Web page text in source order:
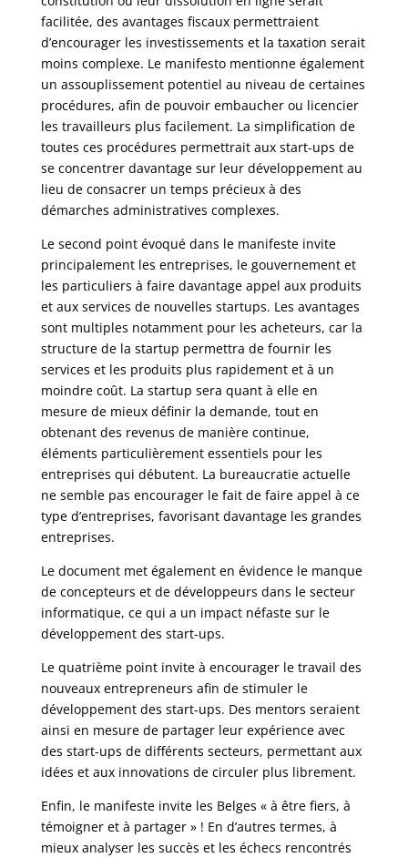
facilitée, des avantages fiscaux permettraient
d’encourager les investissements et la taxation serait
moins complexe. Le manifesto mentionne également
un assouplissement potentiel au niveau de certaines
procédures, afin de pouvoir embaucher ou licencier
les travailleurs plus facilement. La simplification de
toutes ces procédures permettrait aux start-ups de
se concentrer davantage sur leur développement au
lieu de consacrer un temps précieux à des
démarches administratives complexes.
Le second point évoqué dans le manifeste invite
principalement les entreprises, le gouvernement et
les particuliers à faire davantage appel aux produits
et aux services de nouvelles startups. Les avantages
sont multiples notamment pour les acheteurs, car la
structure de la startup permettra de fournir les
services et les produits plus rapidement et à un
moindre coût. La startup sera quant à elle en
mesure de mieux définir la demande, tout en
obtenant des revenus de manière continue,
éléments particulièrement essentiels pour les
entreprises qui débutent. La bureaucratie actuelle
ne semble pas encourager le fait de faire appel à ce
type d’entreprises, favorisant davantage les grandes
entreprises.
Le document met également en évidence le manque
de concepteurs et de développeurs dans le secteur
informatique, ce qui a un impact néfaste sur le
développement des start-ups.
Le quatrième point invite à encourager le travail des
nouveaux entrepreneurs afin de stimuler le
développement des start-ups. Des mentors seraient
ainsi en mesure de partager leur expérience avec
des start-ups de différents secteurs, permettant aux
idées et aux innovations de circuler plus librement.
Enfin, le manifeste invite les Belges « à être fiers, à
témoigner et à partager » ! En d’autres termes, à
mieux analyser les succès et les échecs rencontrés